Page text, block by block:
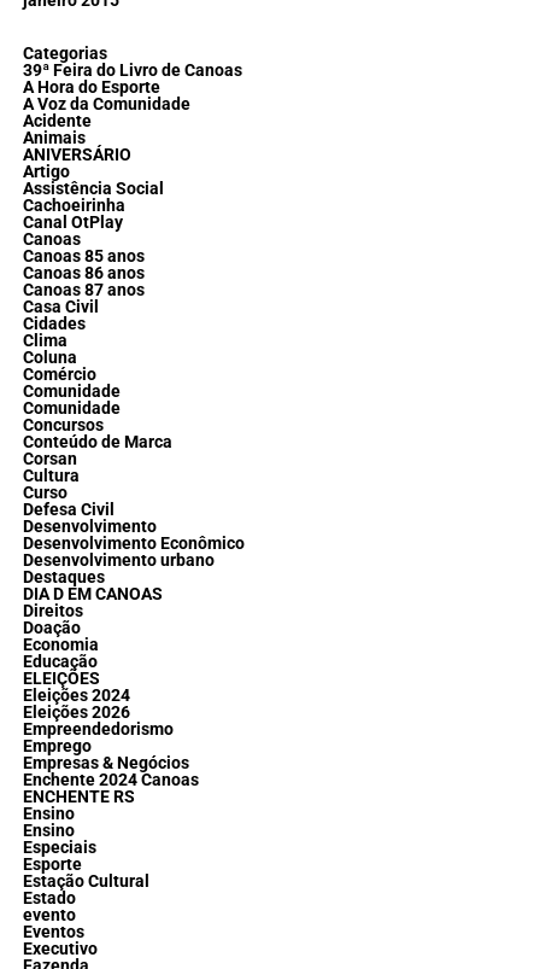
Categorias
39ª Feira do Livro de Canoas
A Hora do Esporte
A Voz da Comunidade
Acidente
Animais
ANIVERSÁRIO
Artigo
Assistência Social
Cachoeirinha
Canal OtPlay
Canoas
Canoas 85 anos
Canoas 86 anos
Canoas 87 anos
Casa Civil
Cidades
Clima
Coluna
Comércio
Comunidade
Comunidade
Concursos
Conteúdo de Marca
Corsan
Cultura
Curso
Defesa Civil
Desenvolvimento
Desenvolvimento Econômico
Desenvolvimento urbano
Destaques
DIA D EM CANOAS
Direitos
Doação
Economia
Educação
ELEIÇÕES
Eleições 2024
Eleições 2026
Empreendedorismo
Emprego
Empresas & Negócios
Enchente 2024 Canoas
ENCHENTE RS
Ensino
Ensino
Especiais
Esporte
Estação Cultural
Estado
evento
Eventos
Executivo